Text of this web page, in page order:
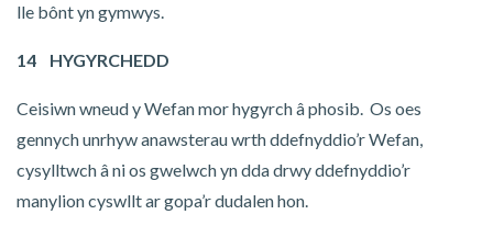
lle bônt yn gymwys.
14 HYGYRCHEDD
Ceisiwn wneud y Wefan mor hygyrch â phosib. Os oes
gennych unrhyw anawsterau wrth ddefnyddio’r Wefan,
cysylltwch â ni os gwelwch yn dda drwy ddefnyddio’r
manylion cyswllt ar gopa’r dudalen hon.